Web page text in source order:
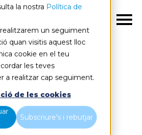
la nostra Política de
un seguiment
quan visitis aquest lloc
cookie en el teu
les teves
a realitzar cap seguiment.
de les cookies
Subscriure's i rebutjar
Què fem? – Intel·ligència artificial
–